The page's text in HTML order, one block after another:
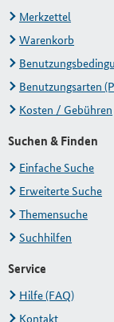
Merkzettel
Warenkorb
Benutzungsarten
Kosten / Gebühren
Suchen & Finden
Einfache Suche
Erweiterte Suche
Themensuche
Suchhilfen
Service
Hilfe (FAQ)
Kontakt